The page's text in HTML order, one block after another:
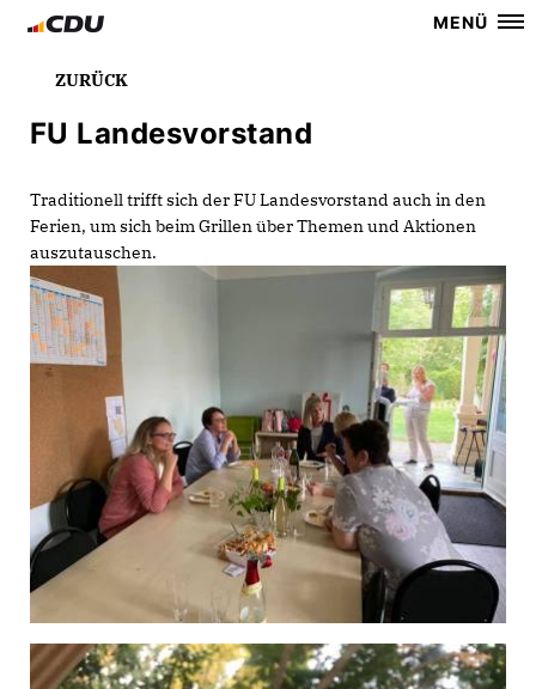
MENÜ
ZURÜCK
FU Landesvorstand
Traditionell trifft sich der FU Landesvorstand auch in den
Ferien, um sich beim Grillen über Themen und Aktionen
auszutauschen.